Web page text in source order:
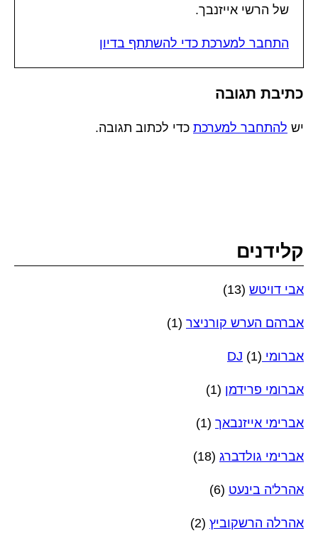
של הרשי אייזנבך.
התחבר למערכת כדי להשתתף בדיון
כתיבת תגובה
יש להתחבר למערכת כדי לכתוב תגובה.
קלידנים
אבי דויטש (13)
אברהם הערש קורניצר (1)
אברומי DJ (1)
אברומי פרידמן (1)
אברימי אייזנבאך (1)
אברימי גולדברג (18)
אהרל'ה בינעט (6)
אהרלה הרשקוביץ (2)